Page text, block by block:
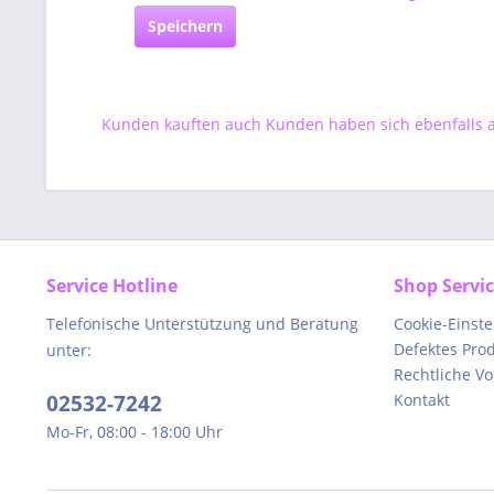
Speichern
Kunden kauften auch Kunden haben sich ebenfalls
Service Hotline
Telefonische Unterstützung und Beratung
unter:
02532-7242
Mo-Fr, 08:00 - 18:00 Uhr
Shop
Cookie-
Defektes
Rechtliche
Kontakt